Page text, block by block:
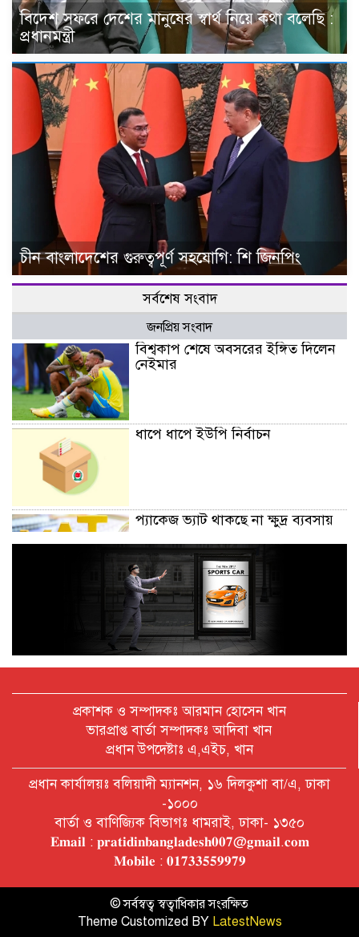
বিদেশ সফরে দেশের মানুষের স্বার্থ নিয়ে কথা বলেছি :
প্রধানমন্ত্রী
চীন বাংলাদেশের গুরুত্বপূর্ণ সহযোগি: শি জিনপিং
সর্বশেষ সংবাদ
জনপ্রিয় সংবাদ
বিশ্বকাপ শেষে অবসরের ইঙ্গিত দিলেন
নেইমার
ধাপে ধাপে ইউপি নির্বাচন
প্যাকেজ ভ্যাট থাকছে না ক্ষুদ্র ব্যবসায়
অক্টোবরে স্থানীয় সরকার নির্বাচন
আয়োজনের লক্ষ্যে প্রস্তুতি চলছে : ইসি
বিদেশ সফরে দেশের মানুষের স্বার্থ নিয়ে
কথা বলেছি : প্রধানমন্ত্রী
চীন বাংলাদেশের গুরুত্বপূর্ণ সহযোগি:
শি জিনপিং
দুপুরের মধ্যে ঢাকাসহ ৯ জেলায় ৬০
প্রকাশক ও সম্পাদকঃ আরমান হোসেন খান
ভারপ্রাপ্ত বার্তা সম্পাদকঃ আদিবা খান
প্রধান উপদেষ্টাঃ এ,এইচ, খান
প্রধান কার্যালয়ঃ বলিয়াদী ম্যানশন, ১৬ দিলকুশা বা/এ, ঢাকা
-১০০০
বার্তা ও বাণিজ্যিক বিভাগঃ ধামরাই, ঢাকা- ১৩৫০
𝐄𝐦𝐚𝐢𝐥 : 𝐩𝐫𝐚𝐭𝐢𝐝𝐢𝐧𝐛𝐚𝐧𝐠𝐥𝐚𝐝𝐞𝐬𝐡𝟎𝟎𝟕@𝐠𝐦𝐚𝐢𝐥.𝐜𝐨𝐦
𝐌𝐨𝐛𝐢𝐥𝐞 : 𝟎𝟏𝟕𝟑𝟑𝟓𝟓𝟗𝟗𝟕𝟗
© সর্বস্বত্ব স্বত্বাধিকার সংরক্ষিত
Theme Customized BY LatestNews